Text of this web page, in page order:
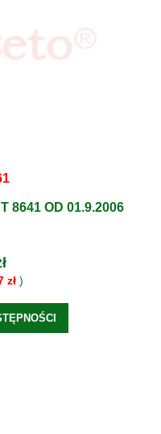
8641 OD 01.9.2006
zł)